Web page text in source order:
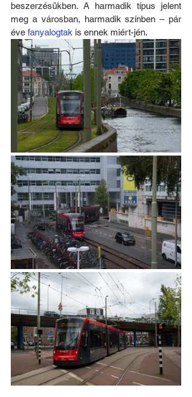
beszerzésükben. A harmadik típus jelent
meg a városban, harmadik színben – pár
éve fanyalogtak is ennek miért-jén.